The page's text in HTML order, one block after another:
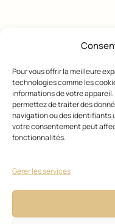
Pour vous offrir la meilleure
technologies comme les
informations de votre
permettez de traiter des
navigation ou des identifiants
votre consentement peut
fonctionnalités.
Gérer les services
STYLE,
MODE
ET
TENDA
NCES
mais
stiqu
oui